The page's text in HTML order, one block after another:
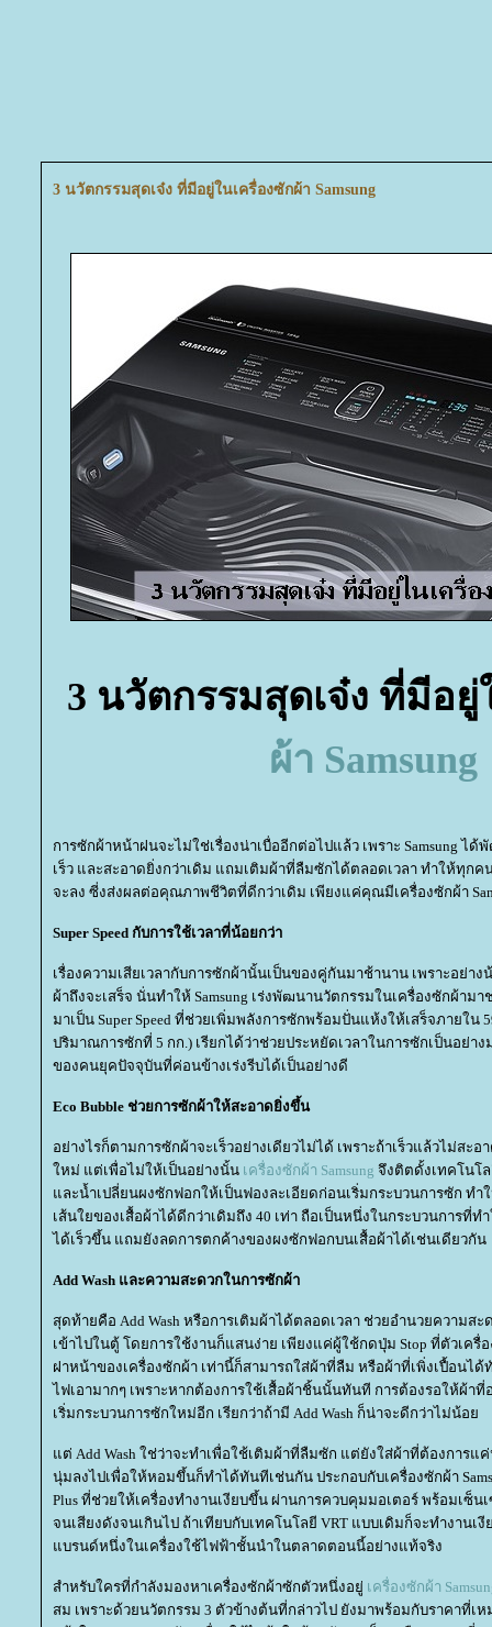
3 นวัตกรรมสุดเจ๋ง ที่มีอยู่ในเครื่องซักผ้า Samsung
3 นวัตกรรมสุดเจ๋ง ที่มีอยู่
ผ้า Samsung
การซักผ้าหน้าฝนจะไม่ใช่เรื่องน่าเบื่ออีกต่อไปแล้ว เพราะ Samsung ไ
เร็ว และสะอาดยิ่งกว่าเดิม แถมเติมผ้าที่ลืมซักได้ตลอดเวลา ทำให้ทุก
จะลง ซี่งส่งผลต่อคุณภาพชีวิตที่ดีกว่าเดิม เพียงแค่คุณมีเครื่องซักผ้า
Super Speed กับการใช้เวลาที่น้อยกว่า
เรื่องความเสียเวลากับการซักผ้านั้นเป็นของคู่กันมาช้านาน เพราะอย่าง
ผ้าถึงจะเสร็จ นั่นทำให้ Samsung เร่งพัฒนานวัตกรรมในเครื่องซักผ้า
มาเป็น Super Speed ที่ช่วยเพิ่มพลังการซักพร้อมปั่นแห้งให้เสร็จภายใน
ปริมาณการซักที่ 5 กก.) เรียกได้ว่าช่วยประหยัดเวลาในการซักเป็นอย่า
ของคนยุคปัจจุบันที่ค่อนข้างเร่งรีบได้เป็นอย่างดี
Eco Bubble ช่วยการซักผ้าให้สะอาดยิ่งขึ้น
อย่างไรก็ตามการซักผ้าจะเร็วอย่างเดียวไม่ได้ เพราะถ้าเร็วแล้วไม่สะ
หม่ แต่เพื่อไม่ให้เป็นอย่างนั้น เครื่องซักผ้า Samsung จึงติตดั้งเทคโนโ
ละน้ำเปลี่ยนผงซักฟอกให้เป็นฟองละเอียดก่อนเริ่มกระบวนการซัก ทำ
เส้นใยของเสื้อผ้าได้ดีกว่าเดิมถึง 40 เท่า ถือเป็นหนึ่งในกระบวนการที่ทำ
ได้เร็วขึ้น แถมยังลดการตกค้างของผงซักฟอกบนเสื้อผ้าได้เช่นเดียวกัน
Add Wash และความสะดวกในการซักผ้า
สุดท้ายคือ Add Wash หรือการเติมผ้าได้ตลอดเวลา ช่วยอำนวยความ
เข้าไปในตู้ โดยการใช้งานก็แสนง่าย เพียงแค่ผู้ใช้กดปุ่ม Stop ที่ตัวเครื่
ฝาหน้าของเครื่องซักผ้า เท่านี้ก็สามารถใส่ผ้าที่ลืม หรือผ้าที่เพิ่งเปื้อนได้
ไฟเอามากๆ เพราะหากต้องการใช้เสื้อผ้าชิ้นนั้นทันที การต้องรอให้ผ้า
เริ่มกระบวนการซักใหม่อีก เรียกว่าถ้ามี Add Wash ก็น่าจะดีกว่าไม่น้อ
ต่ Add Wash ใช่ว่าจะทำเพื่อใช้เติมผ้าที่ลืมซัก แต่ยังใส่ผ้าที่ต้องการแ
นุ่มลงไปเพื่อให้หอมขึ้นก็ทำได้ทันทีเช่นกัน ประกอบกับเครื่องซักผ้า
Plus ที่ช่วยให้เครื่องทำงานเงียบขึ้น ผ่านการควบคุมมอเตอร์ พร้อมเซ็
จนเสียงดังจนเกินไป ถ้าเทียบกับเทคโนโลยี VRT แบบเดิมก็จะทำงานเงี
บรนด์หนึ่งในเครื่องใช้ไฟฟ้าชั้นนำในตลาดตอนนี้อย่างแท้จริง
สำหรับใครที่กำลังมองหาเครื่องซักผ้าซักตัวหนึ่งอยู่ เครื่องซักผ้า
สม เพราะด้วยนวัตกรรม 3 ตัวข้างต้นที่กล่าวไป ยังมาพร้อมกับราคาที่เ